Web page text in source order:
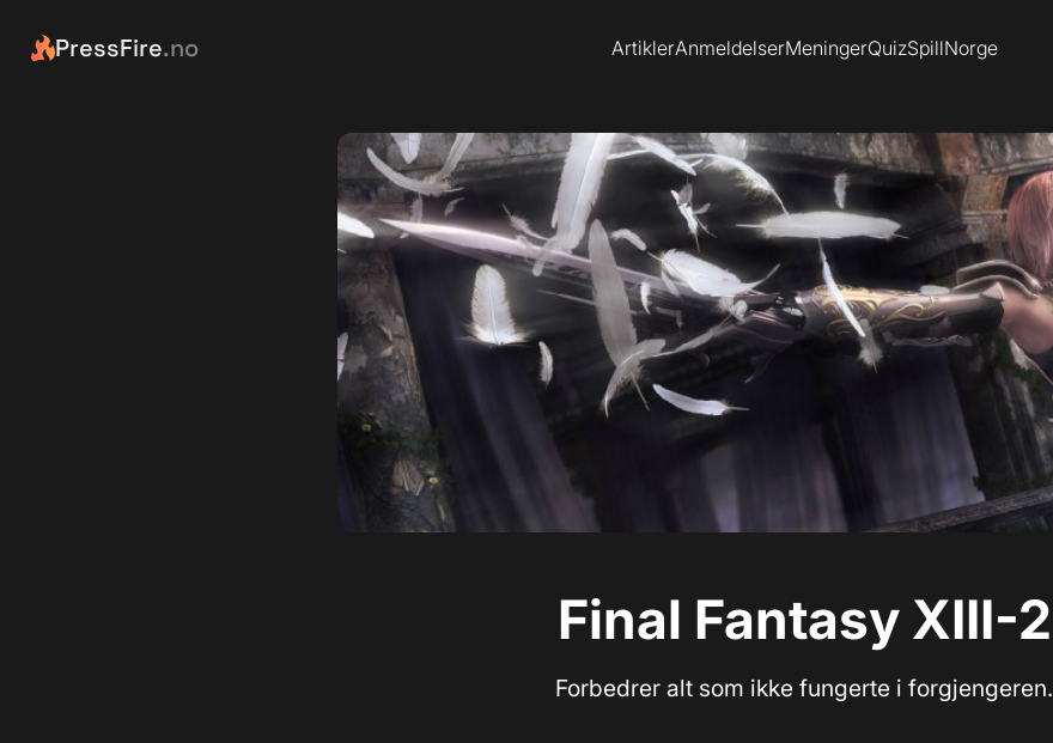
PressFire.no ArtiklerAnmeldelserMeningerQuizSpillNorge
Final Fantasy XIII-2
Forbedrer alt som ikke fungerte i forgjengeren.